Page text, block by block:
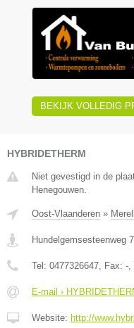
BEKIJK VOLLEDIG
HYBRIDETHERM
Niet gevestigd in de
Henegouwen.
Oost-Vlaanderen »
Hundelgemsesteenweg
Tel: 0477326647 , Fax: -
E-mail ›
Website: http://